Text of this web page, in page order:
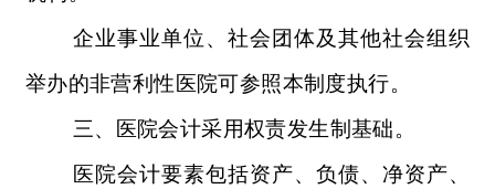
企业事业单位、社会团体及其他社会组织
举办的非营利性医院可参照本制度执行。
三、医院会计采用权责发生制基础。
医院会计要素包括资产、负债、净资产、